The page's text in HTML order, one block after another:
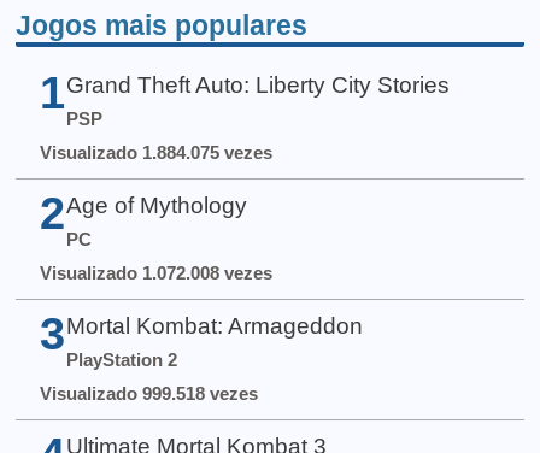
Jogos mais populares
1 Grand Theft Auto: Liberty City Stories
PSP
Visualizado 1.884.075 vezes
2 Age of Mythology
PC
Visualizado 1.072.008 vezes
3 Mortal Kombat: Armageddon
PlayStation 2
Visualizado 999.518 vezes
Ultimate Mortal Kombat 3